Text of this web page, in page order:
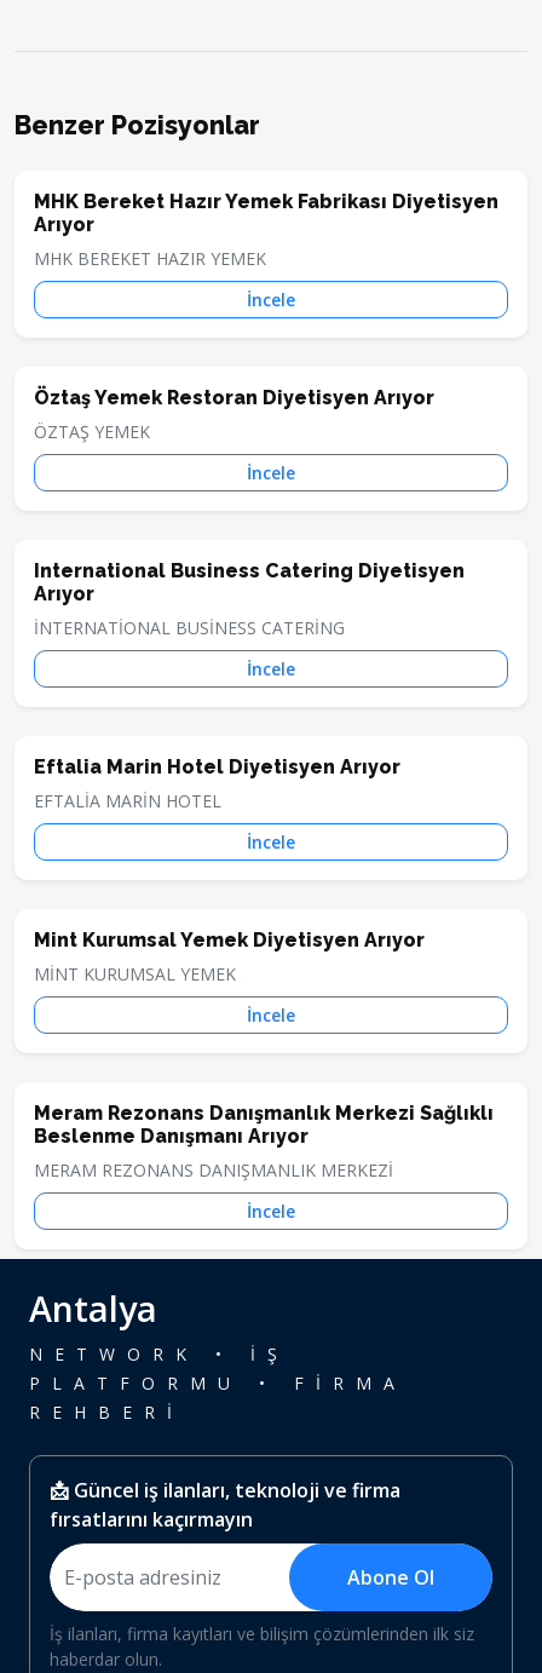
Benzer Pozisyonlar
MHK Bereket Hazır Yemek Fabrikası Diyetisyen
Arıyor
MHK BEREKET HAZIR YEMEK
İncele
Öztaş Yemek Restoran Diyetisyen Arıyor
ÖZTAŞ YEMEK
İncele
International Business Catering Diyetisyen
Arıyor
İNTERNATİONAL BUSİNESS CATERİNG
İncele
Eftalia Marin Hotel Diyetisyen Arıyor
EFTALİA MARİN HOTEL
İncele
Mint Kurumsal Yemek Diyetisyen Arıyor
MİNT KURUMSAL YEMEK
İncele
Meram Rezonans Danışmanlık Merkezi Sağlıklı
Beslenme Danışmanı Arıyor
MERAM REZONANS DANIŞMANLIK MERKEZİ
İncele
Antalya
NETWORK • İŞ
PLATFORMU • FİRMA
REHBERİ
📩 Güncel iş ilanları, teknoloji ve firma
fırsatlarını kaçırmayın
Abone Ol
İş ilanları, firma kayıtları ve bilişim çözümlerinden ilk siz
haberdar olun.